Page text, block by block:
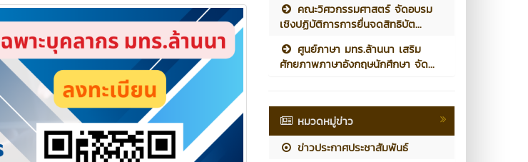
คณะวิศวกรรมศาสตร์ จัดอบรม
เชิงปฏิบัติการการยื่นจดสิทธิบัต...
ศูนย์ภาษา มทร.ล้านนา เสริม
ศักยภาพภาษาอังกฤษนักศึกษา จัด...
หมวดหมู่ข่าว
ข่าวประกาศประชาสัมพันธ์